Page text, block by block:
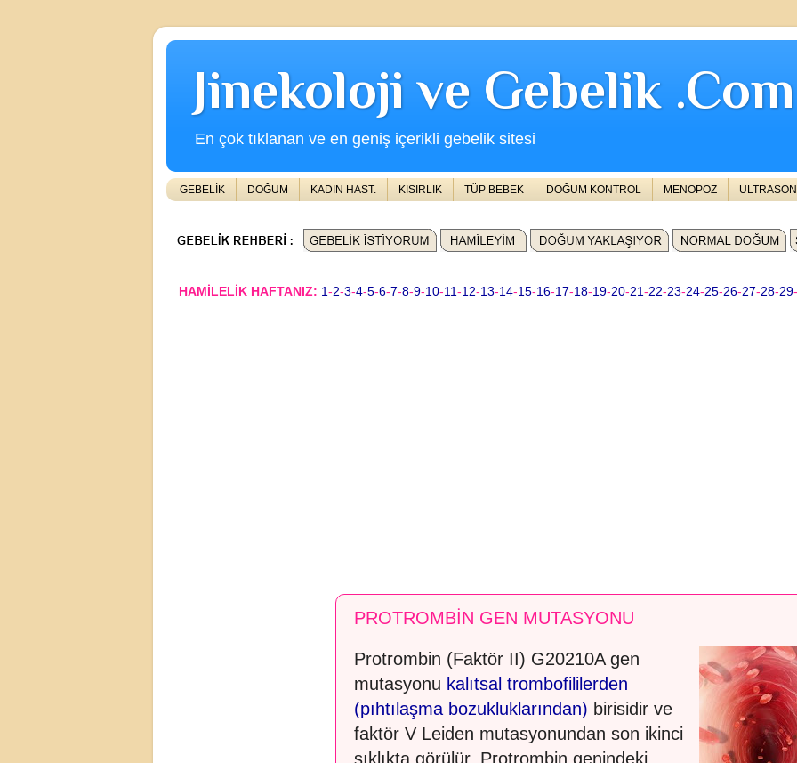
Jinekoloji ve Gebelik .Com
En çok tıklanan ve en geniş içerikli gebelik sitesi
GEBELİK DOĞUM KADIN HAST. KISIRLIK TÜP BEBEK DOĞUM KONTROL MENOPOZ ULTRASON
HAMİLELİK HAFTANIZ: 1 -2-3-4-5-6-7-8-9-10-11 -12-13-14-15-16-17-18-19-20-21 -22-23-24-25-26-27-28-29-
PROTROMBİN GEN MUTASYONU
Protrombin (Faktör II) G20210A gen
mutasyonu kalıtsal trombofililerden
(pıhtılaşma bozukluklarından) birisidir ve
faktör V Leiden mutasyonundan son ikinci
sıklıkta görülür. Protrombin genindeki